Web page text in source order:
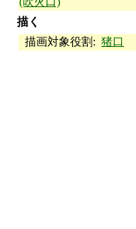
描く
描画対象役割: 猪口